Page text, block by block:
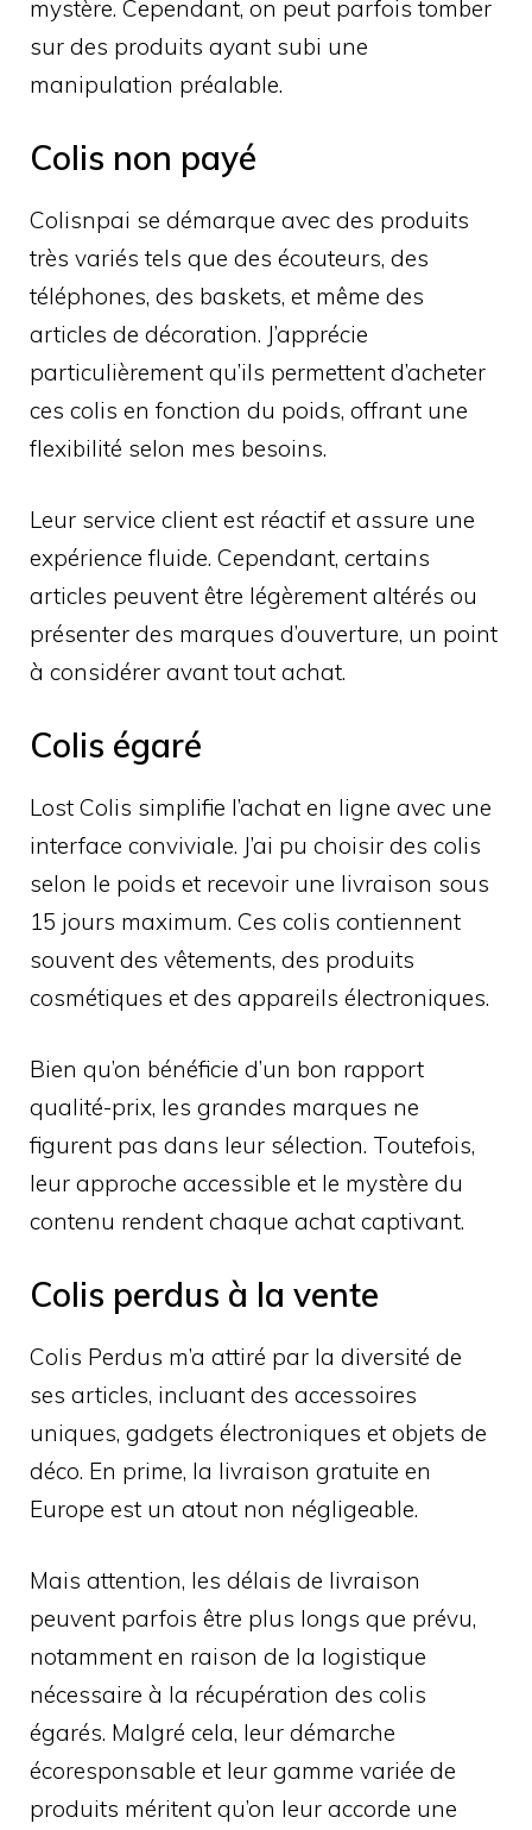
mystère. Cependant, on peut parfois tomber
sur des produits ayant subi une
manipulation préalable.
Colis non payé
Colisnpai se démarque avec des produits
très variés tels que des écouteurs, des
téléphones, des baskets, et même des
articles de décoration. J’apprécie
particulièrement qu’ils permettent d’acheter
ces colis en fonction du poids, offrant une
flexibilité selon mes besoins.
Leur service client est réactif et assure une
expérience fluide. Cependant, certains
articles peuvent être légèrement altérés ou
présenter des marques d’ouverture, un point
à considérer avant tout achat.
Colis égaré
Lost Colis simplifie l’achat en ligne avec une
interface conviviale. J’ai pu choisir des colis
selon le poids et recevoir une livraison sous
15 jours maximum. Ces colis contiennent
souvent des vêtements, des produits
cosmétiques et des appareils électroniques.
Bien qu’on bénéficie d’un bon rapport
qualité-prix, les grandes marques ne
figurent pas dans leur sélection. Toutefois,
leur approche accessible et le mystère du
contenu rendent chaque achat captivant.
Colis perdus à la vente
Colis Perdus m’a attiré par la diversité de
ses articles, incluant des accessoires
uniques, gadgets électroniques et objets de
déco. En prime, la livraison gratuite en
Europe est un atout non négligeable.
Mais attention, les délais de livraison
peuvent parfois être plus longs que prévu,
notamment en raison de la logistique
nécessaire à la récupération des colis
égarés. Malgré cela, leur démarche
écoresponsable et leur gamme variée de
produits méritent qu’on leur accorde une